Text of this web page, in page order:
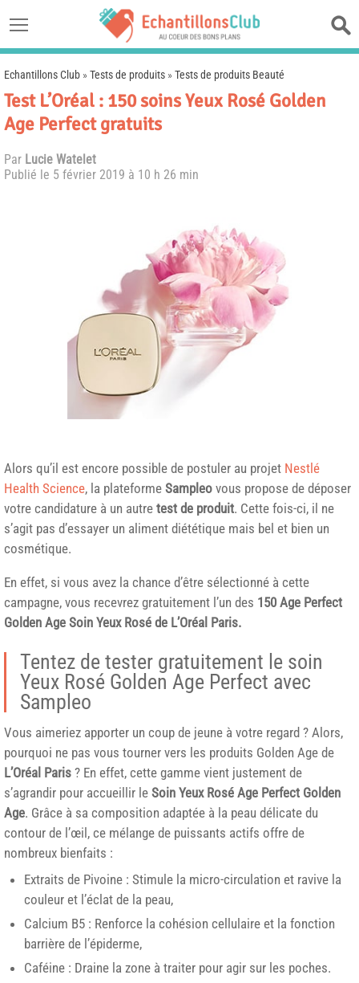
Echantillons Club »Tests de produits »Tests de produits Beauté
Test L’Oréal : 150 soins Yeux Rosé Golden
Age Perfect gratuits
Par Lucie Watelet
Publié le 5 février 2019 à 10 h 26 min
Alors qu’il est encore possible de postuler au projet Nestlé
Health Science, la plateforme Sampleo vous propose de déposer
votre candidature à un autre test de produit. Cette fois-ci, il ne
s’agit pas d’essayer un aliment diététique mais bel et bien un
cosmétique.
En effet, si vous avez la chance d’être sélectionné à cette
campagne, vous recevrez gratuitement l’un des 150 Age Perfect
Golden Age Soin Yeux Rosé de L’Oréal Paris.
Tentez de tester gratuitement le soin
Yeux Rosé Golden Age Perfect avec
Sampleo
Vous aimeriez apporter un coup de jeune à votre regard ? Alors,
pourquoi ne pas vous tourner vers les produits Golden Age de
L’Oréal Paris ? En effet, cette gamme vient justement de
s’agrandir pour accueillir le Soin Yeux Rosé Age Perfect Golden
Age. Grâce à sa composition adaptée à la peau délicate du
contour de l’œil, ce mélange de puissants actifs offre de
nombreux bienfaits :
Extraits de Pivoine : Stimule la micro-circulation et ravive la
couleur et l’éclat de la peau,
Calcium B5 : Renforce la cohésion cellulaire et la fonction
barrière de l’épiderme,
Caféine : Draine la zone à traiter pour agir sur les poches.